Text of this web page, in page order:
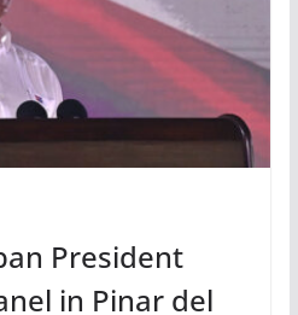
President
in Pinar del